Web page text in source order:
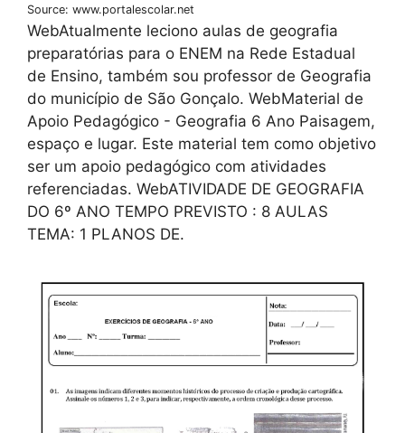
Source: www.portalescolar.net
WebAtualmente leciono aulas de geografia
preparatórias para o ENEM na Rede Estadual
de Ensino, também sou professor de Geografia
do município de São Gonçalo. WebMaterial de
Apoio Pedagógico - Geografia 6 Ano Paisagem,
espaço e lugar. Este material tem como objetivo
ser um apoio pedagógico com atividades
referenciadas. WebATIVIDADE DE GEOGRAFIA
DO 6º ANO TEMPO PREVISTO : 8 AULAS
TEMA: 1 PLANOS DE.